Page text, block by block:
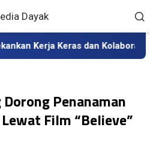
Keras dan Kolaborasi
Penanaman
Film “Believe”